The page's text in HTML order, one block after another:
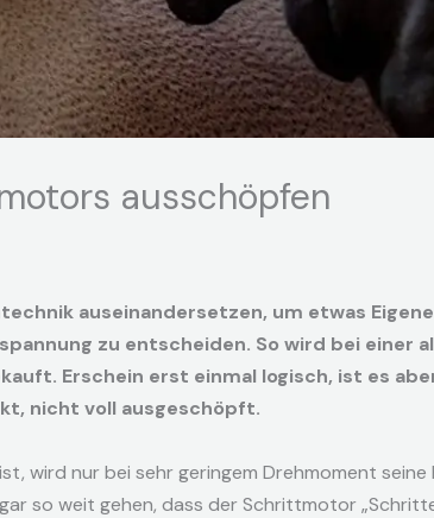
ausschöpfen
auseinandersetzen, um etwas
zu entscheiden. So wird bei einer
Erschein erst einmal logisch, ist es
nicht voll ausgeschöpft.
wird nur bei sehr geringem Drehmoment
so weit gehen, dass der Schrittmotor